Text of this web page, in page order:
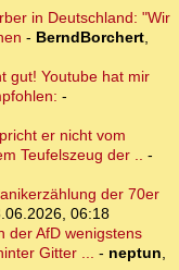
in Deutschland: "Wir
- BerndBorchert,
gut! Youtube hat mir
-
er nicht vom
Teufelszeug der .. -
der 70er
06:18
der AfD wenigstens
Gitter ... - neptun,